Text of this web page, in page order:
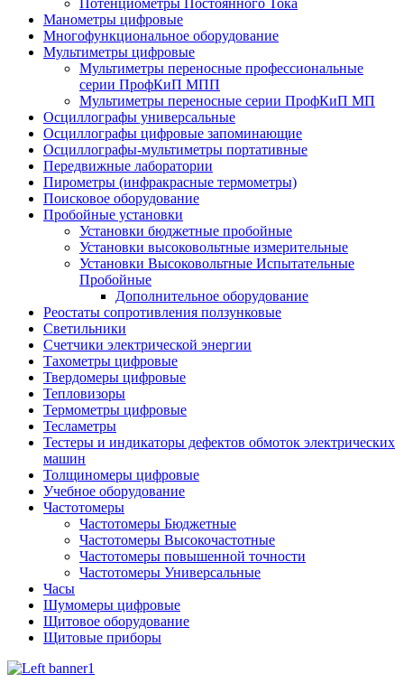
Потенциометры Постоянного Тока
Манометры цифровые
Многофункциональное оборудование
Мультиметры цифровые
Мультиметры переносные профессиональные
серии ПрофКиП МПП
Мультиметры переносные серии ПрофКиП МП
Осциллографы универсальные
Осциллографы цифровые запоминающие
Осциллографы-мультиметры портативные
Передвижные лаборатории
Пирометры (инфракрасные термометры)
Поисковое оборудование
Пробойные установки
Установки бюджетные пробойные
Установки высоковольтные измерительные
Установки Высоковольтные Испытательные
Пробойные
Дополнительное оборудование
Реостаты сопротивления ползунковые
Светильники
Счетчики электрической энергии
Тахометры цифровые
Твердомеры цифровые
Тепловизоры
Термометры цифровые
Тесламетры
Тестеры и индикаторы дефектов обмоток электрических
машин
Толщиномеры цифровые
Учебное оборудование
Частотомеры
Частотомеры Бюджетные
Частотомеры Высокочастотные
Частотомеры повышенной точности
Частотомеры Универсальные
Часы
Шумомеры цифровые
Щитовое оборудование
Щитовые приборы